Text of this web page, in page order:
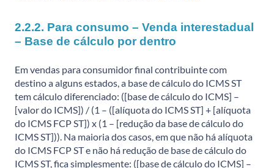
2.2.2. Para consumo – Venda interestadual
– Base de cálculo por dentro
Em vendas para consumidor final contribuinte com
destino a alguns estados, a base de cálculo do ICMS ST
tem cálculo diferenciado: ([base de cálculo do ICMS] –
[valor do ICMS]) / (1 – ([alíquota do ICMS ST] + [alíquota
do ICMS FCP ST]) x (1 – [redução da base de cálculo do
ICMS ST])). Na maioria dos casos, em que não há alíquota
do ICMS FCP ST e não há redução de base de cálculo do
ICMS ST, fica simplesmente: ([base de cálculo do ICMS] –